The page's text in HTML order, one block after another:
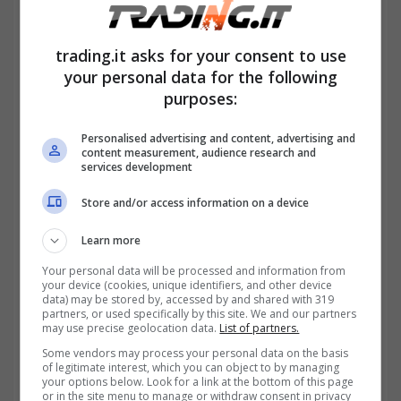
Contrassegno auto disabili: attenzione, non spetta a tutti!
(trading.it)
Il contrassegno richiede l’invio di apposita
domanda al Comune di residenza, con
l’allegazione della documentazione medica
trading.it asks for your consent to use
your personal data for the following
purposes:
Personalised advertising and content, advertising and
content measurement, audience research and
services development
Store and/or access information on a device
Learn more
Your personal data will be processed and information from
your device (cookies, unique identifiers, and other device
data) may be stored by, accessed by and shared with 319
partners, or used specifically by this site. We and our partners
may use precise geolocation data. List of partners.
Some vendors may process your personal data on the basis
of legitimate interest, which you can object to by managing
your options below. Look for a link at the bottom of this page
or in the site menu to manage or withdraw consent in privacy